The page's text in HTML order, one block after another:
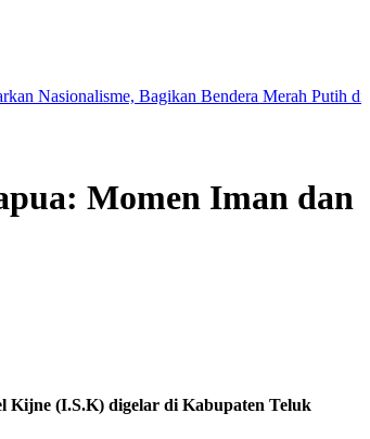
Bagikan Bendera Merah Putih di
Momen Iman dan
Kijne (I.S.K) digelar di Kabupaten Teluk